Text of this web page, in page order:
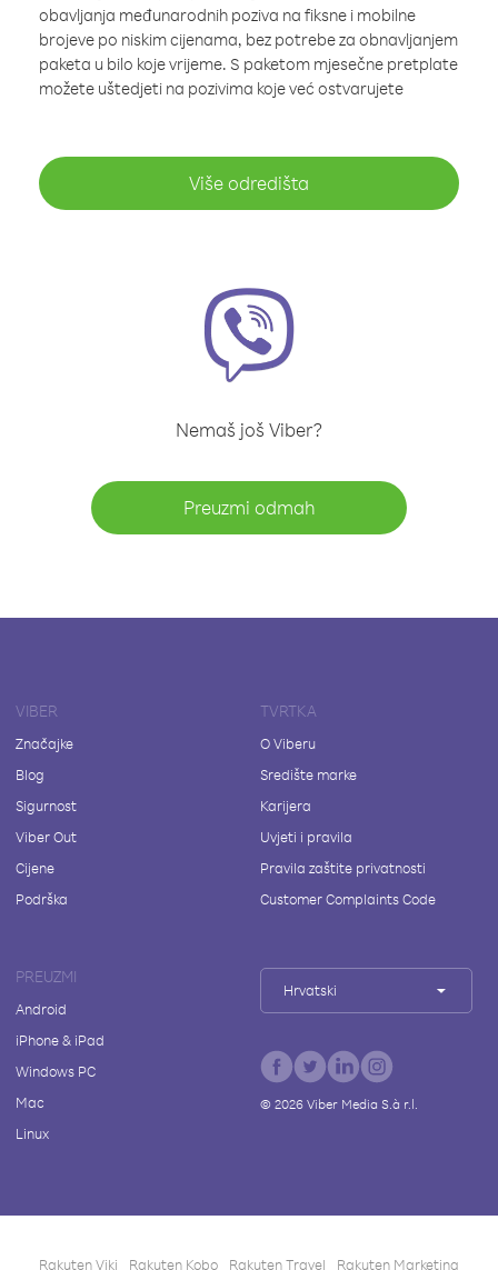
obavljanja međunarodnih poziva na fiksne i mobilne
brojeve po niskim cijenama, bez potrebe za obnavljanjem
paketa u bilo koje vrijeme. S paketom mjesečne pretplate
možete uštedjeti na pozivima koje već ostvarujete
Više odredišta
Nemaš još Viber?
Preuzmi odmah
VIBER
Značajke
Blog
Sigurnost
Viber Out
Cijene
Podrška
TVRTKA
O Viberu
Središte marke
Karijera
Uvjeti i pravila
Pravila zaštite privatnosti
Customer Complaints Code
PREUZMI
Android
iPhone & iPad
Windows PC
Mac
Linux
Hrvatski
© 2026Viber Media S.à r.l.
Rakuten Viki Rakuten Kobo Rakuten Travel Rakuten Marketing